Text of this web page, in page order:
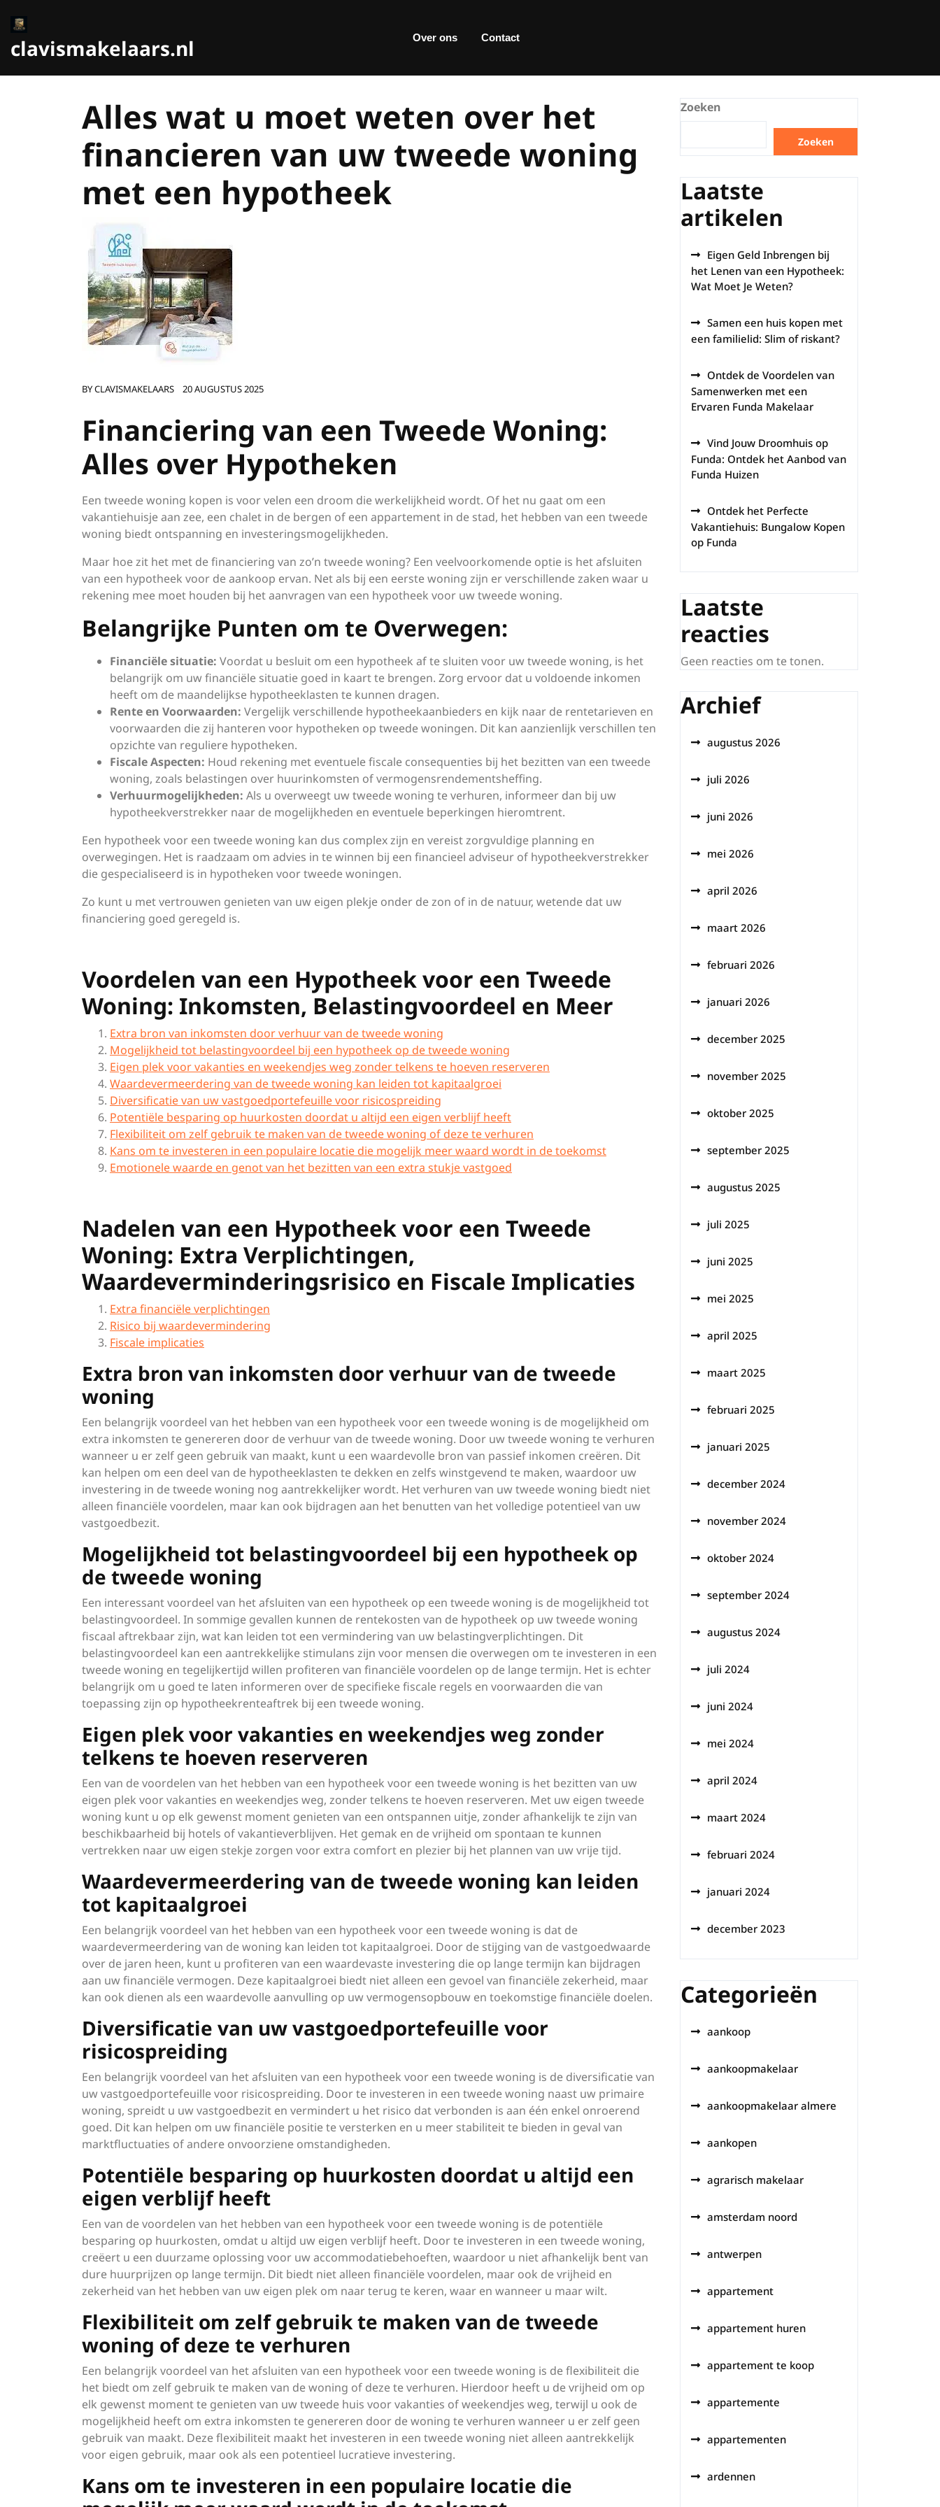
naar
inhoud
clavismakelaars.nl Over ons Contact
Alles wat u moet weten over het
financieren van uw tweede woning
met een hypotheek
BYCLAVISMAKELAARS 20 AUGUSTUS 2025
Financiering van een Tweede Woning:
Alles over Hypotheken
Een tweede woning kopen is voor velen een droom die werkelijkheid wordt. Of het nu gaat om een
vakantiehuisje aan zee, een chalet in de bergen of een appartement in de stad, het hebben van een tweede
woning biedt ontspanning en investeringsmogelijkheden.
Maar hoe zit het met de financiering van zo’n tweede woning? Een veelvoorkomende optie is het afsluiten
van een hypotheek voor de aankoop ervan. Net als bij een eerste woning zijn er verschillende zaken waar u
rekening mee moet houden bij het aanvragen van een hypotheek voor uw tweede woning.
Belangrijke Punten om te Overwegen:
Financiële situatie: Voordat u besluit om een hypotheek af te sluiten voor uw tweede woning, is het
belangrijk om uw financiële situatie goed in kaart te brengen. Zorg ervoor dat u voldoende inkomen
heeft om de maandelijkse hypotheeklasten te kunnen dragen.
Rente en Voorwaarden: Vergelijk verschillende hypotheekaanbieders en kijk naar de rentetarieven en
voorwaarden die zij hanteren voor hypotheken op tweede woningen. Dit kan aanzienlijk verschillen ten
opzichte van reguliere hypotheken.
Fiscale Aspecten: Houd rekening met eventuele fiscale consequenties bij het bezitten van een tweede
woning, zoals belastingen over huurinkomsten of vermogensrendementsheffing.
Verhuurmogelijkheden: Als u overweegt uw tweede woning te verhuren, informeer dan bij uw
hypotheekverstrekker naar de mogelijkheden en eventuele beperkingen hieromtrent.
Een hypotheek voor een tweede woning kan dus complex zijn en vereist zorgvuldige planning en
overwegingen. Het is raadzaam om advies in te winnen bij een financieel adviseur of hypotheekverstrekker
die gespecialiseerd is in hypotheken voor tweede woningen.
Zo kunt u met vertrouwen genieten van uw eigen plekje onder de zon of in de natuur, wetende dat uw
financiering goed geregeld is.
Voordelen van een Hypotheek voor een Tweede
Woning: Inkomsten, Belastingvoordeel en Meer
Extra bron van inkomsten door verhuur van de tweede woning
Mogelijkheid tot belastingvoordeel bij een hypotheek op de tweede woning
Eigen plek voor vakanties en weekendjes weg zonder telkens te hoeven reserveren
Waardevermeerdering van de tweede woning kan leiden tot kapitaalgroei
Diversificatie van uw vastgoedportefeuille voor risicospreiding
Potentiële besparing op huurkosten doordat u altijd een eigen verblijf heeft
Flexibiliteit om zelf gebruik te maken van de tweede woning of deze te verhuren
Kans om te investeren in een populaire locatie die mogelijk meer waard wordt in de toekomst
Emotionele waarde en genot van het bezitten van een extra stukje vastgoed
Nadelen van een Hypotheek voor een Tweede
Woning: Extra Verplichtingen,
Waardeverminderingsrisico en Fiscale Implicaties
Extra financiële verplichtingen
Risico bij waardevermindering
Fiscale implicaties
Extra bron van inkomsten door verhuur van de tweede
woning
Een belangrijk voordeel van het hebben van een hypotheek voor een tweede woning is de mogelijkheid om
extra inkomsten te genereren door de verhuur van de tweede woning. Door uw tweede woning te verhuren
wanneer u er zelf geen gebruik van maakt, kunt u een waardevolle bron van passief inkomen creëren. Dit
kan helpen om een deel van de hypotheeklasten te dekken en zelfs winstgevend te maken, waardoor uw
investering in de tweede woning nog aantrekkelijker wordt. Het verhuren van uw tweede woning biedt niet
alleen financiële voordelen, maar kan ook bijdragen aan het benutten van het volledige potentieel van uw
vastgoedbezit.
Mogelijkheid tot belastingvoordeel bij een hypotheek op
de tweede woning
Een interessant voordeel van het afsluiten van een hypotheek op een tweede woning is de mogelijkheid tot
belastingvoordeel. In sommige gevallen kunnen de rentekosten van de hypotheek op uw tweede woning
fiscaal aftrekbaar zijn, wat kan leiden tot een vermindering van uw belastingverplichtingen. Dit
belastingvoordeel kan een aantrekkelijke stimulans zijn voor mensen die overwegen om te investeren in een
tweede woning en tegelijkertijd willen profiteren van financiële voordelen op de lange termijn. Het is echter
belangrijk om u goed te laten informeren over de specifieke fiscale regels en voorwaarden die van
toepassing zijn op hypotheekrenteaftrek bij een tweede woning.
Eigen plek voor vakanties en weekendjes weg zonder
telkens te hoeven reserveren
Een van de voordelen van het hebben van een hypotheek voor een tweede woning is het bezitten van uw
eigen plek voor vakanties en weekendjes weg, zonder telkens te hoeven reserveren. Met uw eigen tweede
woning kunt u op elk gewenst moment genieten van een ontspannen uitje, zonder afhankelijk te zijn van
beschikbaarheid bij hotels of vakantieverblijven. Het gemak en de vrijheid om spontaan te kunnen
vertrekken naar uw eigen stekje zorgen voor extra comfort en plezier bij het plannen van uw vrije tijd.
Waardevermeerdering van de tweede woning kan leiden
tot kapitaalgroei
Een belangrijk voordeel van het hebben van een hypotheek voor een tweede woning is dat de
waardevermeerdering van de woning kan leiden tot kapitaalgroei. Door de stijging van de vastgoedwaarde
over de jaren heen, kunt u profiteren van een waardevaste investering die op lange termijn kan bijdragen
aan uw financiële vermogen. Deze kapitaalgroei biedt niet alleen een gevoel van financiële zekerheid, maar
kan ook dienen als een waardevolle aanvulling op uw vermogensopbouw en toekomstige financiële doelen.
Diversificatie van uw vastgoedportefeuille voor
risicospreiding
Een belangrijk voordeel van het afsluiten van een hypotheek voor een tweede woning is de diversificatie van
uw vastgoedportefeuille voor risicospreiding. Door te investeren in een tweede woning naast uw primaire
woning, spreidt u uw vastgoedbezit en vermindert u het risico dat verbonden is aan één enkel onroerend
goed. Dit kan helpen om uw financiële positie te versterken en u meer stabiliteit te bieden in geval van
marktfluctuaties of andere onvoorziene omstandigheden.
Potentiële besparing op huurkosten doordat u altijd een
eigen verblijf heeft
Een van de voordelen van het hebben van een hypotheek voor een tweede woning is de potentiële
besparing op huurkosten, omdat u altijd uw eigen verblijf heeft. Door te investeren in een tweede woning,
creëert u een duurzame oplossing voor uw accommodatiebehoeften, waardoor u niet afhankelijk bent van
dure huurprijzen op lange termijn. Dit biedt niet alleen financiële voordelen, maar ook de vrijheid en
zekerheid van het hebben van uw eigen plek om naar terug te keren, waar en wanneer u maar wilt.
Flexibiliteit om zelf gebruik te maken van de tweede
woning of deze te verhuren
Een belangrijk voordeel van het afsluiten van een hypotheek voor een tweede woning is de flexibiliteit die
het biedt om zelf gebruik te maken van de woning of deze te verhuren. Hierdoor heeft u de vrijheid om op
elk gewenst moment te genieten van uw tweede huis voor vakanties of weekendjes weg, terwijl u ook de
mogelijkheid heeft om extra inkomsten te genereren door de woning te verhuren wanneer u er zelf geen
gebruik van maakt. Deze flexibiliteit maakt het investeren in een tweede woning niet alleen aantrekkelijk
voor eigen gebruik, maar ook als een potentieel lucratieve investering.
Kans om te investeren in een populaire locatie die
Zoeken
Zoeken
Laatste
artikelen
Eigen Geld Inbrengen bij
het Lenen van een Hypotheek:
Wat Moet Je Weten?
Samen een huis kopen met
een familielid: Slim of riskant?
Ontdek de Voordelen van
Samenwerken met een
Ervaren Funda Makelaar
Vind Jouw Droomhuis op
Funda: Ontdek het Aanbod van
Funda Huizen
Ontdek het Perfecte
Vakantiehuis: Bungalow Kopen
op Funda
Laatste
reacties
Geen reacties om te tonen.
Archief
augustus 2026
juli 2026
juni 2026
mei 2026
april 2026
maart 2026
februari 2026
januari 2026
december 2025
november 2025
oktober 2025
september 2025
augustus 2025
juli 2025
juni 2025
mei 2025
april 2025
maart 2025
februari 2025
januari 2025
december 2024
november 2024
oktober 2024
september 2024
augustus 2024
juli 2024
juni 2024
mei 2024
april 2024
maart 2024
februari 2024
januari 2024
december 2023
Categorieën
aankoop
aankoopmakelaar
aankoopmakelaar almere
aankopen
agrarisch makelaar
amsterdam noord
antwerpen
appartement
appartement huren
appartement te koop
appartemente
appartementen
ardennen